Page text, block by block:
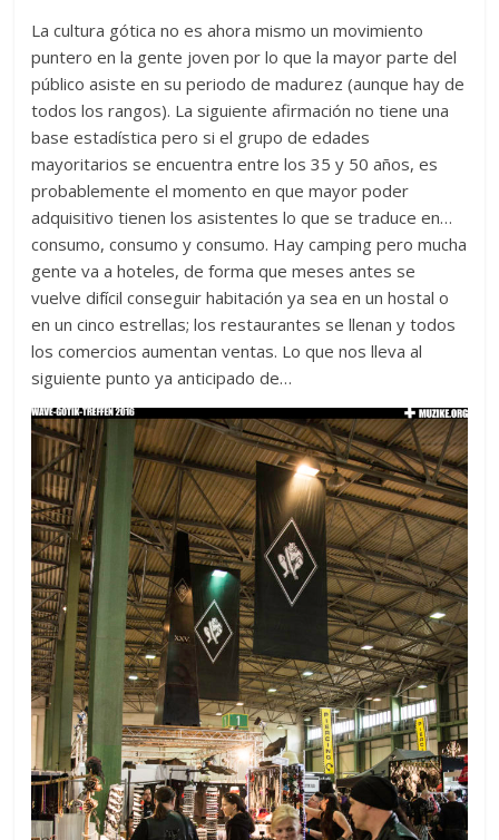
La cultura gótica no es ahora mismo un movimiento
puntero en la gente joven por lo que la mayor parte del
público asiste en su periodo de madurez (aunque hay de
todos los rangos). La siguiente afirmación no tiene una
base estadística pero si el grupo de edades
mayoritarios se encuentra entre los 35 y 50 años, es
probablemente el momento en que mayor poder
adquisitivo tienen los asistentes lo que se traduce en…
consumo, consumo y consumo. Hay camping pero mucha
gente va a hoteles, de forma que meses antes se
vuelve difícil conseguir habitación ya sea en un hostal o
en un cinco estrellas; los restaurantes se llenan y todos
los comercios aumentan ventas. Lo que nos lleva al
siguiente punto ya anticipado de…